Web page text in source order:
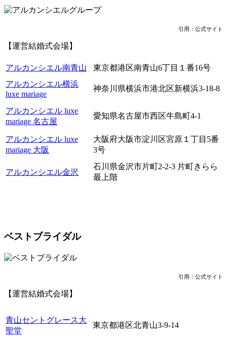
引用：公式サイト
【運営結婚式会場】
アルカンシエル南青山
東京都港区南青山6丁目１番16号
アルカンシエル横浜
luxe mariage
神奈川県横浜市港北区新横浜3-18-8
アルカンシエル luxe
mariage 名古屋
愛知県名古屋市西区牛島町4-1
アルカンシエル luxe
mariage 大阪
大阪府大阪市淀川区宮原１丁目5番
3号
アルカンシエル金沢
石川県金沢市片町2-2-3 片町きらら
最上階
ベストブライダル
引用：公式サイト
【運営結婚式会場】
青山セントグレース大
聖堂
東京都港区北青山3-9-14